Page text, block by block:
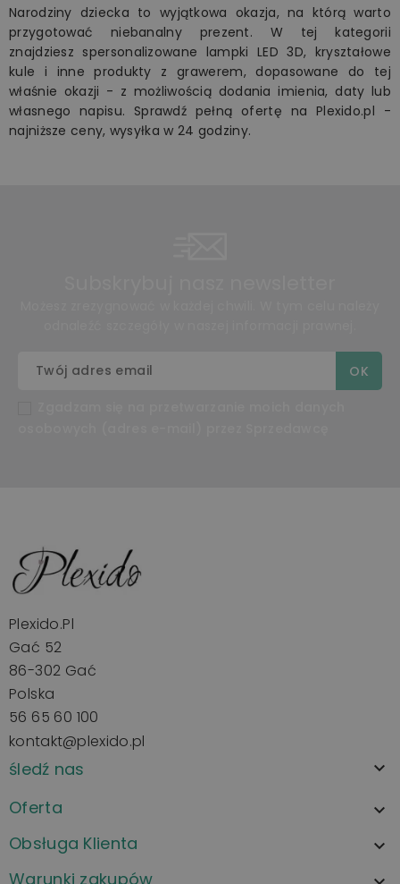
Narodziny dziecka to wyjątkowa okazja, na którą warto
przygotować niebanalny prezent. W tej kategorii
znajdziesz spersonalizowane lampki LED 3D, kryształowe
kule i inne produkty z grawerem, dopasowane do tej
właśnie okazji - z możliwością dodania imienia, daty lub
własnego napisu. Sprawdź pełną ofertę na Plexido.pl -
najniższe ceny, wysyłka w 24 godziny.
Plexido.pl
Gać 52
86-302 Gać
Polska
56 65 60 100
kontakt@plexido.pl
śledź nas 
Oferta 
Obsługa Klienta 
Warunki zakupów